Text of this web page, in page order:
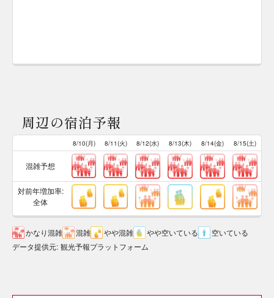
周辺の宿泊予報
8/10(月) 8/11(火) 8/12(水) 8/13(木) 8/14(金) 8/15(土)
混雑予想
対前年増加率:
全体
かなり混雑 混雑 やや混雑 やや空いている
空いている
データ提供元: 観光予報プラットフォーム